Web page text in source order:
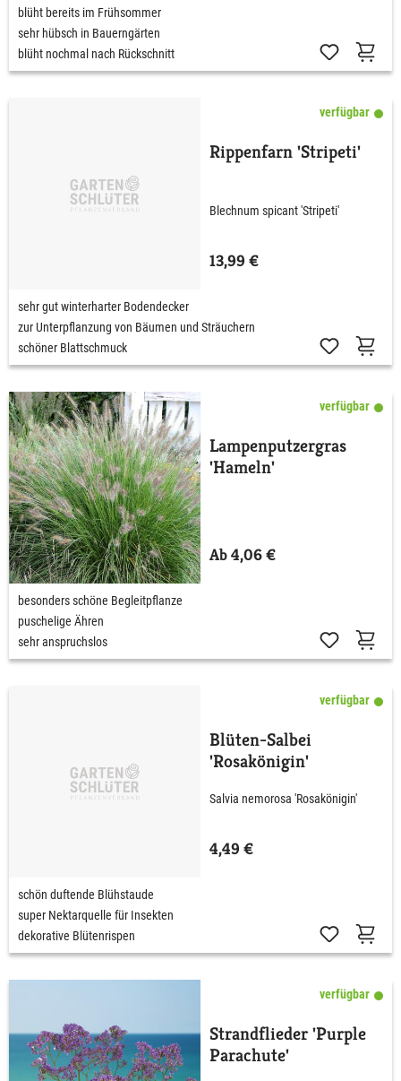
blüht bereits im Frühsommer
sehr hübsch in Bauerngärten
blüht nochmal nach Rückschnitt
verfügbar
Rippenfarn 'Stripeti'
Blechnum spicant 'Stripeti'
13,99 €
sehr gut winterharter Bodendecker
zur Unterpflanzung von Bäumen und Sträuchern
schöner Blattschmuck
verfügbar
Lampenputzergras
'Hameln'
Ab 4,06 €
besonders schöne Begleitpflanze
puschelige Ähren
sehr anspruchslos
verfügbar
Blüten-Salbei
'Rosakönigin'
Salvia nemorosa 'Rosakönigin'
4,49 €
schön duftende Blühstaude
super Nektarquelle für Insekten
dekorative Blütenrispen
verfügbar
Strandflieder 'Purple
Parachute'